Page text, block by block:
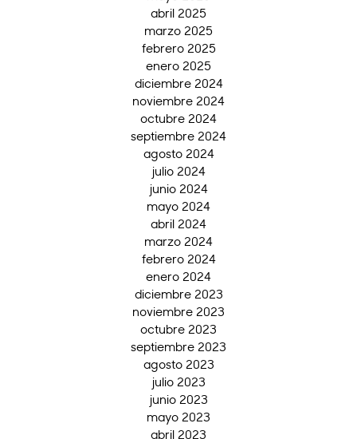
abril 2025
marzo 2025
febrero 2025
enero 2025
diciembre 2024
noviembre 2024
octubre 2024
septiembre 2024
agosto 2024
julio 2024
junio 2024
mayo 2024
abril 2024
marzo 2024
febrero 2024
enero 2024
diciembre 2023
noviembre 2023
octubre 2023
septiembre 2023
agosto 2023
julio 2023
junio 2023
mayo 2023
abril 2023